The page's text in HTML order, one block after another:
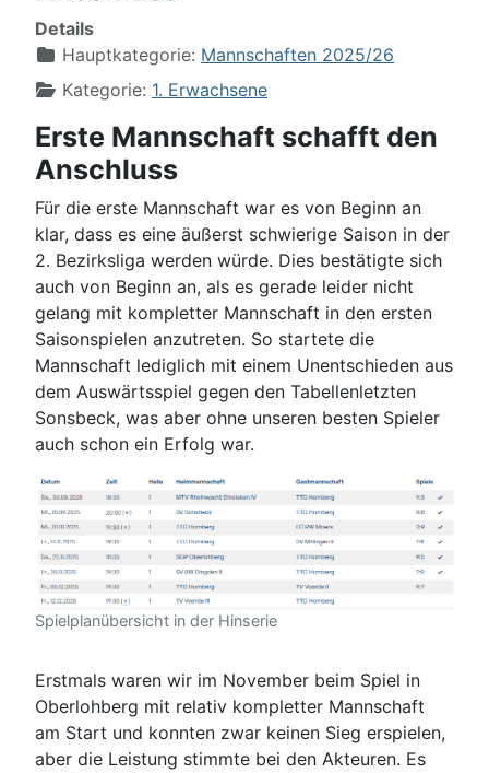
Details
Hauptkategorie: Mannschaften 2025/26
Kategorie: 1. Erwachsene
Erste Mannschaft schafft den
Anschluss
Für die erste Mannschaft war es von Beginn an
klar, dass es eine äußerst schwierige Saison in der
2. Bezirksliga werden würde. Dies bestätigte sich
auch von Beginn an, als es gerade leider nicht
gelang mit kompletter Mannschaft in den ersten
Saisonspielen anzutreten. So startete die
Mannschaft lediglich mit einem Unentschieden aus
dem Auswärtsspiel gegen den Tabellenletzten
Sonsbeck, was aber ohne unseren besten Spieler
auch schon ein Erfolg war.
Spielplanübersicht in der Hinserie
Erstmals waren wir im November beim Spiel in
Oberlohberg mit relativ kompletter Mannschaft
am Start und konnten zwar keinen Sieg erspielen,
aber die Leistung stimmte bei den Akteuren. Es